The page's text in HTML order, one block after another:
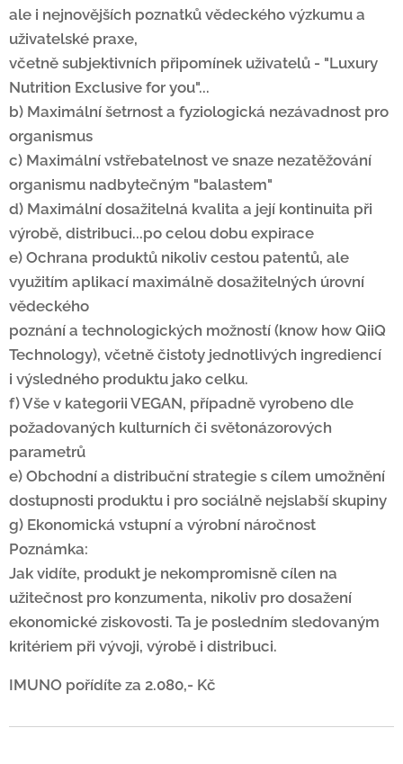
ale i nejnovějších poznatků vědeckého výzkumu a
uživatelské praxe,
včetně subjektivních připomínek uživatelů - "Luxury
Nutrition Exclusive for you"...
b) Maximální šetrnost a fyziologická nezávadnost pro
organismus
c) Maximální vstřebatelnost ve snaze nezatěžování
organismu nadbytečným "balastem"
d) Maximální dosažitelná kvalita a její kontinuita při
výrobě, distribuci...po celou dobu expirace
e) Ochrana produktů nikoliv cestou patentů, ale
využitím aplikací maximálně dosažitelných úrovní
vědeckého
poznání a technologických možností (know how QiiQ
Technology), včetně čistoty jednotlivých ingrediencí
i výsledného produktu jako celku.
f) Vše v kategorii VEGAN, případně vyrobeno dle
požadovaných kulturních či světonázorových
parametrů
e) Obchodní a distribuční strategie s cílem umožnění
dostupnosti produktu i pro sociálně nejslabší skupiny
g) Ekonomická vstupní a výrobní náročnost
Poznámka:
Jak vidíte, produkt je nekompromisně cílen na
užitečnost pro konzumenta, nikoliv pro dosažení
ekonomické ziskovosti. Ta je posledním sledovaným
kritériem při vývoji, výrobě i distribuci.
IMUNO pořídíte za 2.080,- Kč